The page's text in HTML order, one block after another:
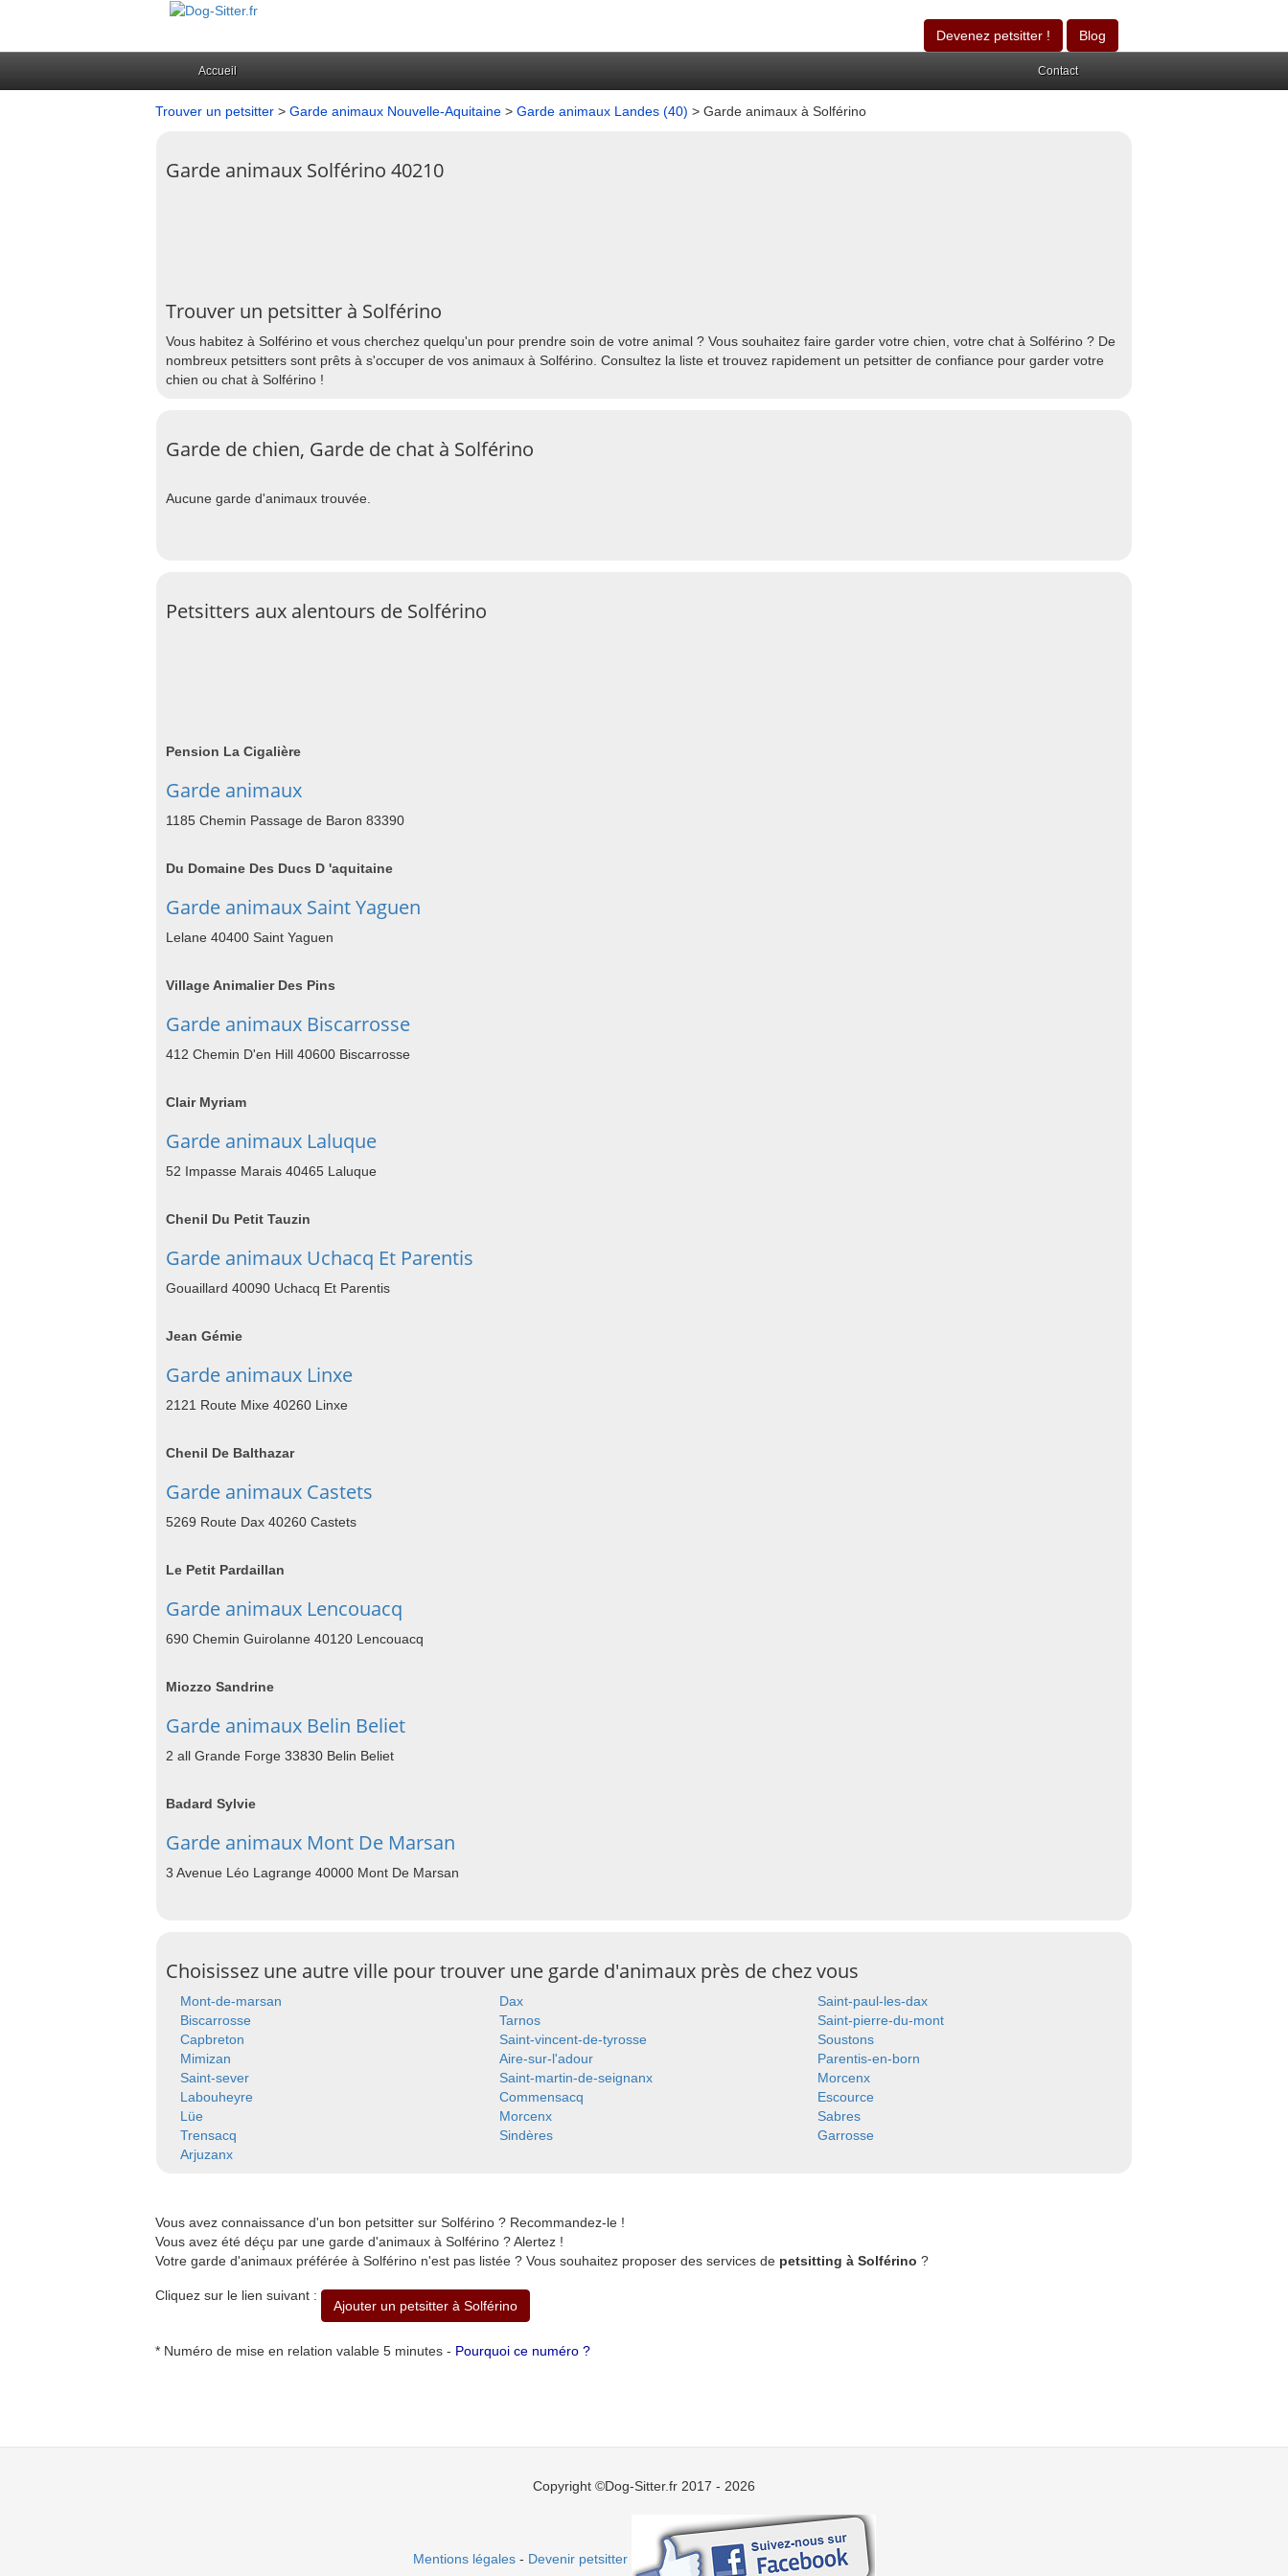
Devenez petsitter ! Blog
Accueil Contact
Trouver un petsitter > Garde animaux Nouvelle-Aquitaine > Garde animaux Landes (40) > Garde animaux à Solférino
Garde animaux Solférino 40210
Trouver un petsitter à Solférino
Vous habitez à Solférino et vous cherchez quelqu'un pour prendre soin de votre animal ? Vous souhaitez faire garder votre chien, votre chat à Solférino ? De
nombreux petsitters sont prêts à s'occuper de vos animaux à Solférino. Consultez la liste et trouvez rapidement un petsitter de confiance pour garder votre
chien ou chat à Solférino !
Garde de chien, Garde de chat à Solférino
Aucune garde d'animaux trouvée.
Petsitters aux alentours de Solférino
Pension La Cigalière
Garde animaux
1185 Chemin Passage de Baron 83390
Du Domaine Des Ducs D 'aquitaine
Garde animaux Saint Yaguen
Lelane 40400 Saint Yaguen
Village Animalier Des Pins
Garde animaux Biscarrosse
412 Chemin D'en Hill 40600 Biscarrosse
Clair Myriam
Garde animaux Laluque
52 Impasse Marais 40465 Laluque
Chenil Du Petit Tauzin
Garde animaux Uchacq Et Parentis
Gouaillard 40090 Uchacq Et Parentis
Jean Gémie
Garde animaux Linxe
2121 Route Mixe 40260 Linxe
Chenil De Balthazar
Garde animaux Castets
5269 Route Dax 40260 Castets
Le Petit Pardaillan
Garde animaux Lencouacq
690 Chemin Guirolanne 40120 Lencouacq
Miozzo Sandrine
Garde animaux Belin Beliet
2 all Grande Forge 33830 Belin Beliet
Badard Sylvie
Garde animaux Mont De Marsan
3 Avenue Léo Lagrange 40000 Mont De Marsan
Choisissez une autre ville pour trouver une garde d'animaux près de chez vous
Mont-de-marsan Dax
Saint-paul-les-dax
Biscarrosse
Tarnos
Saint-pierre-du-mont
Capbreton
Saint-vincent-de-tyrosse
Soustons
Mimizan
Aire-sur-l'adour
Parentis-en-born
Saint-sever
Saint-martin-de-seignanx
Morcenx
Labouheyre
Commensacq
Escource
Lüe
Morcenx
Sabres
Trensacq
Sindères
Garrosse
Arjuzanx
Vous avez connaissance d'un bon petsitter sur Solférino ? Recommandez-le !
Vous avez été déçu par une garde d'animaux à Solférino ? Alertez !
Votre garde d'animaux préférée à Solférino n'est pas listée ? Vous souhaitez proposer des services de petsitting à Solférino ?
Cliquez sur le lien suivant :
Ajouter un petsitter à Solférino
* Numéro de mise en relation valable 5 minutes - Pourquoi ce numéro ?
Copyright ©Dog-Sitter.fr 2017 - 2026
Mentions légales- Devenir petsitter